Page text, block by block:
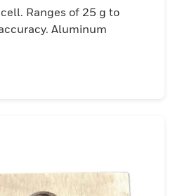
Ranges of 25 g to
Aluminum